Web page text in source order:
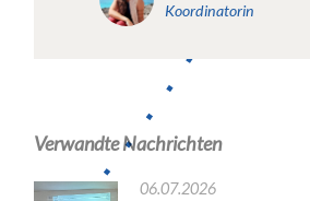
Koordinatorin
Verwandte Nachrichten
06.07.2026